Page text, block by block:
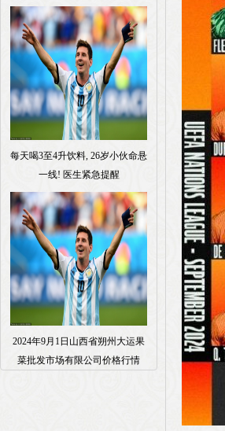
每天喝3至4升饮料, 26岁小伙命悬
一线! 医生紧急提醒
2024年9月1日山西省朔州大运果
菜批发市场有限公司价格行情